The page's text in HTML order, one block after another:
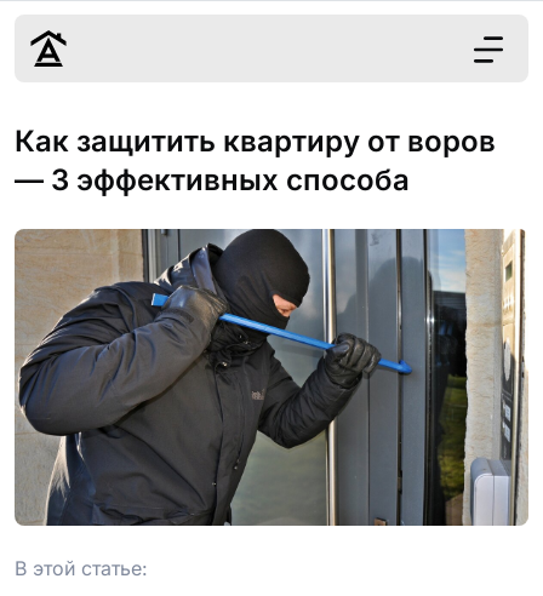
Дизайн
Ремонт
Цены
Наши работы
О нас
Контакты
г. Краснодар
8 (861) 945-12-
34
Обсудить
Как защитить квартиру от воров
— 3 эффективных способа
В этой статье: